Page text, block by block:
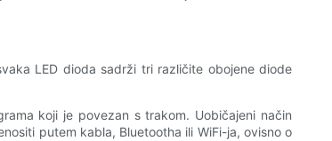
LED dioda sadrži tri različite obojene diode
koji je povezan s trakom. Uobičajeni način
putem kabla, Bluetootha ili WiFi-ja, ovisno o